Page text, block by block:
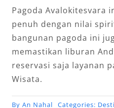
Pagoda Avalokitesvara
penuh dengan nilai
bangunan pagoda ini
memastikan liburan
reservasi saja layanan
Wisata.
By An Nahal Categories: